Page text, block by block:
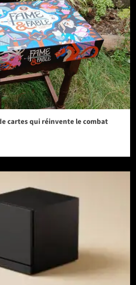
cartes qui réinvente le combat